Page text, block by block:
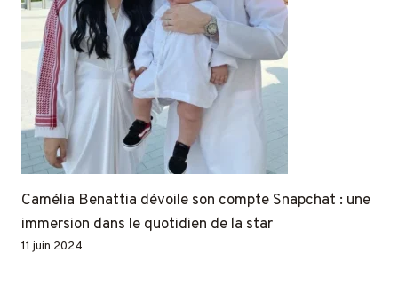
Camélia Benattia dévoile son compte Snapchat : une
immersion dans le quotidien de la star
11 juin 2024